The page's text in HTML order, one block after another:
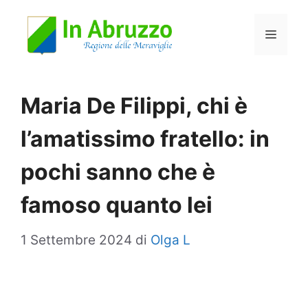
Menu
Maria De Filippi, chi è
l’amatissimo fratello: in
pochi sanno che è
famoso quanto lei
1 Settembre 2024 di Olga L